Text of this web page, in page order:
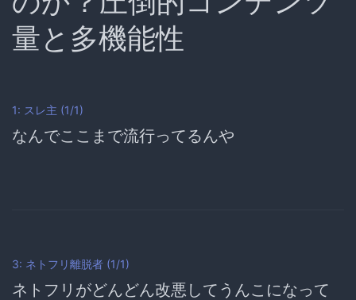
量と多機能性
1: スレ主 (1/1)
なんでここまで流行ってるんや
3: ネトフリ離脱者 (1/1)
ネトフリがどんどん改悪してうんこになって